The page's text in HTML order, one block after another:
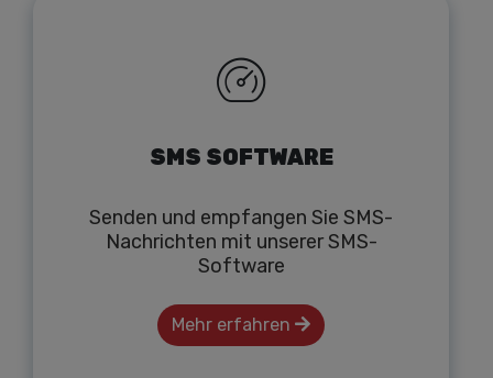
SMS SOFTWARE
Senden und empfangen Sie SMS-
Nachrichten mit unserer SMS-
Software
Mehr erfahren